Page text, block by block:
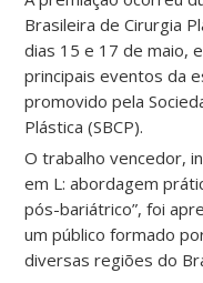
Brasileira de Cirurgia
dias 15 e 17 de maio,
principais eventos da
promovido pela
Plástica (SBCP).
O trabalho vencedor,
em L: abordagem
pós-bariátrico”, foi
um público formado
diversas regiões do